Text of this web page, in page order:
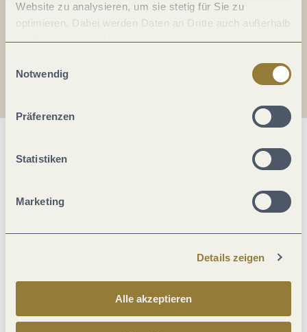
Website zu analysieren, um sie stetig für Sie zu
optimieren. Dabei werden Daten an Dritte auch außerhalb
der Europäischen Union weitergegeben und dort
jederzeit widerrufen werden. Mit der Auswahl "Alle
ablehnen" kann es zu Beeinträchtigungen in der Nutzung
Notwendig
Präferenzen
Statistiken
Marketing
Details zeigen
Alle akzeptieren
Besuche uns auf
Youtube